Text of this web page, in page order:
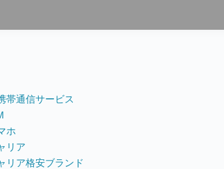
帯通信サービス
ホ
リア
リア格安ブランド